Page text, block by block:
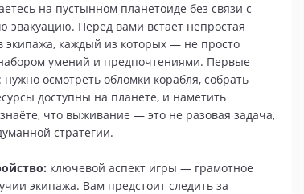
на пустынном планетоиде без связи с
Перед вами встаёт непростая
экипажа, каждый из которых — не просто
умений и предпочтениями. Первые
осмотреть обломки корабля, собрать
доступны на планете, и наметить
что выживание — это не разовая задача,
стратегии.
ключевой аспект игры — грамотное
экипажа. Вам предстоит следить за